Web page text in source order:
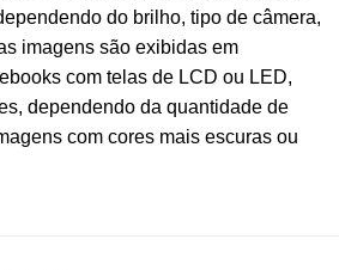
do brilho, tipo de câmera,
imagens são exibidas em
com telas de LCD ou LED,
dependendo da quantidade de
com cores mais escuras ou